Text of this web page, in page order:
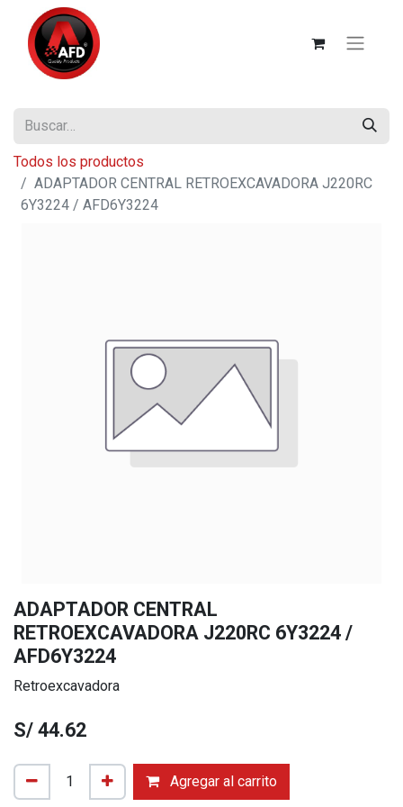
Todos los productos
ADAPTADOR CENTRAL RETROEXCAVADORA J220RC
6Y3224 / AFD6Y3224
ADAPTADOR CENTRAL
RETROEXCAVADORA J220RC 6Y3224 /
AFD6Y3224
Retroexcavadora
S/ 44.62
Agregar al carrito